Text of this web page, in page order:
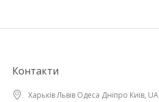
Контакти
Харьків Львів Одеса Дніпро Київ, UA